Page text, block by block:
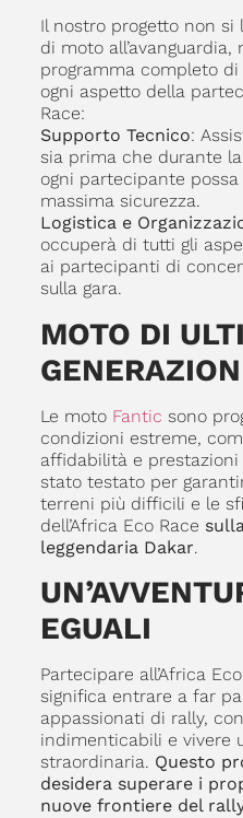
Il nostro progetto non
di moto
programma completo
ogni aspetto della
Race:
Supporto Tecnico:
sia prima che durante
ogni partecipante
massima sicurezza.
Logistica e
occuperà di tutti gli
ai partecipanti di
sulla gara.
MOTO DI
Le motoFantic sono
condizioni estreme,
affidabilità e prestazioni
stato testato per
terreni più difficili e le
dell’Africa Eco Race
leggendaria Dakar.
EGUALI
Partecipare all’Africa
significa entrare a far
appassionati di rally,
indimenticabili e vivere
straordinaria. Questo
desidera superare i
nuove frontiere del